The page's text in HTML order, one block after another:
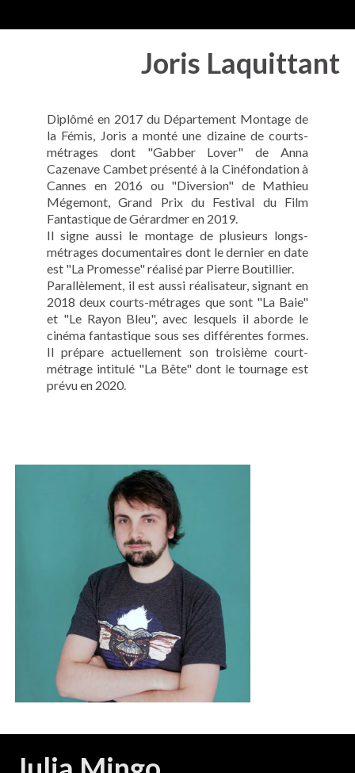
Joris Laquittant
Diplômé en 2017 du Département Montage de
la Fémis, Joris a monté une dizaine de courts-
métrages dont "Gabber Lover" de Anna
Cazenave Cambet présenté à la Cinéfondation à
Cannes en 2016 ou "Diversion" de Mathieu
Mégemont, Grand Prix du Festival du Film
Fantastique de Gérardmer en 2019.
Il signe aussi le montage de plusieurs longs-
métrages documentaires dont le dernier en date
est "La Promesse" réalisé par Pierre Boutillier.
Parallèlement, il est aussi réalisateur, signant en
2018 deux courts-métrages que sont "La Baie"
et "Le Rayon Bleu", avec lesquels il aborde le
cinéma fantastique sous ses différentes formes.
Il prépare actuellement son troisième court-
métrage intitulé "La Bête" dont le tournage est
prévu en 2020.